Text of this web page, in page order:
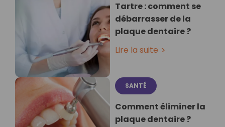
Tartre : comment se
débarrasser de la
plaque dentaire ?
Lire la suite
SANTÉ
Comment éliminer la
plaque dentaire ?